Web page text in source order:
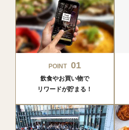
POINT 01
飲食やお買い物で
リワードが貯まる！